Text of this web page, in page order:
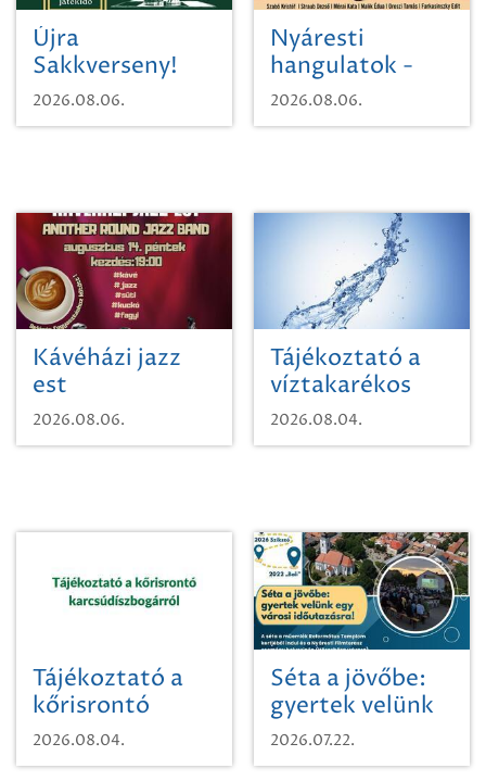
Újra
Sakkverseny!
2026.08.06.
Nyáresti
hangulatok -
Mágnás Miska
2026.08.06.
Kávéházi jazz
est
2026.08.06.
Tájékoztató a
víztakarékos
vízhasználatról
2026.08.04.
Tájékoztató a
kőrisrontó
karcsúdíszbogárról
2026.08.04.
Séta a jövőbe:
gyertek velünk
egy városi
időutazásra!
2026.07.22.